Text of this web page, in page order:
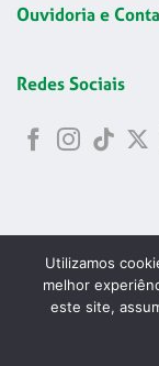
Ouvidoria e
Redes Sociais
Copyright 2026
Utilizamos
melhor
este site,